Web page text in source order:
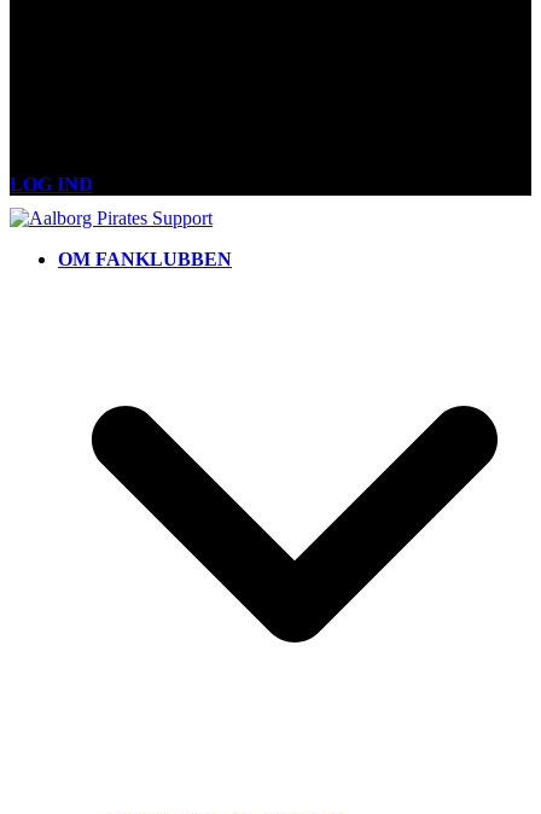
LOG IND
OM FANKLUBBEN